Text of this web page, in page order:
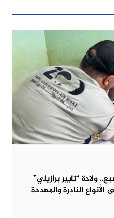
ولادة “تابير برازيلي”
النادرة والمهددة